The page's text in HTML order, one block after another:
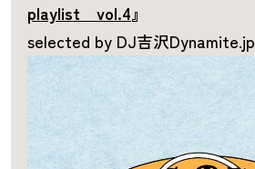
playlist vol.4』
selected by DJ吉沢Dynamite.jp